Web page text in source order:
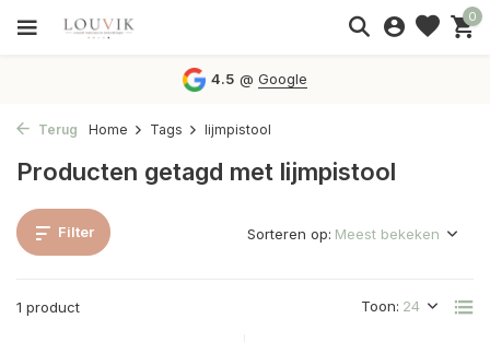
0
4.5 @Google
Terug Home Tags lijmpistool
Producten getagd met lijmpistool
Filter
1 product Toon:
Sorteren op: